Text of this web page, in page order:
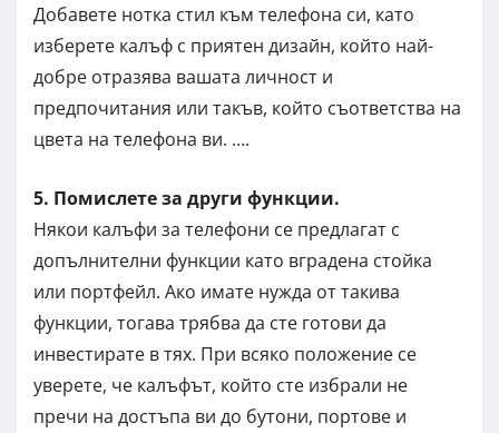
Добавете нотка стил към телефона си, като
изберете калъф с приятен дизайн, който най-
добре отразява вашата личност и
предпочитания или такъв, който съответства на
цвета на телефона ви. ….
5. Помислете за други функции.
Някои калъфи за телефони се предлагат с
допълнителни функции като вградена стойка
или портфейл. Ако имате нужда от такива
функции, тогава трябва да сте готови да
инвестирате в тях. При всяко положение се
уверете, че калъфът, който сте избрали не
пречи на достъпа ви до бутони, портове и